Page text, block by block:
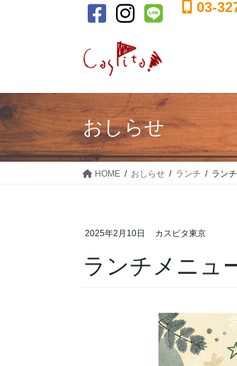
に
移
動
ョ
ン
に
移
動
03-
おしらせ
HOME おしらせ ランチ ラン
2025年2月10日 カスピタ東京
ランチメニュ